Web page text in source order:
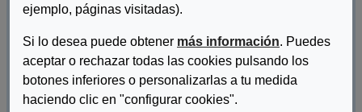
ejemplo, páginas visitadas).
Si lo desea puede obtener más información. Puedes
aceptar o rechazar todas las cookies pulsando los
botones inferiores o personalizarlas a tu medida
haciendo clic en "configurar cookies".
La elaboración de memorias de sostenibilidad permite a las
empresas y organizaciones divulgar lo que hacen y reflexionar
sobre determinados aspectos de gestión susceptibles de mejora.
Después de varias iniciativas nacionales e internacionales